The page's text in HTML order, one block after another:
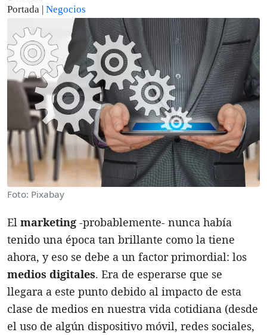
Portada | Negocios
Foto: Pixabay
El marketing -probablemente- nunca había
tenido una época tan brillante como la tiene
ahora, y eso se debe a un factor primordial: los
medios digitales. Era de esperarse que se
llegara a este punto debido al impacto de esta
clase de medios en nuestra vida cotidiana (desde
el uso de algún dispositivo móvil, redes sociales,